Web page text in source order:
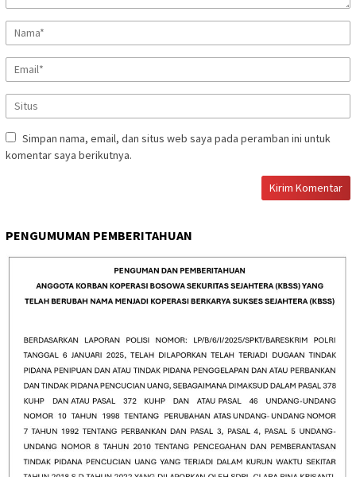
Simpan nama, email, dan situs web saya pada peramban ini untuk
komentar saya berikutnya.
PENGUMUMAN PEMBERITAHUAN